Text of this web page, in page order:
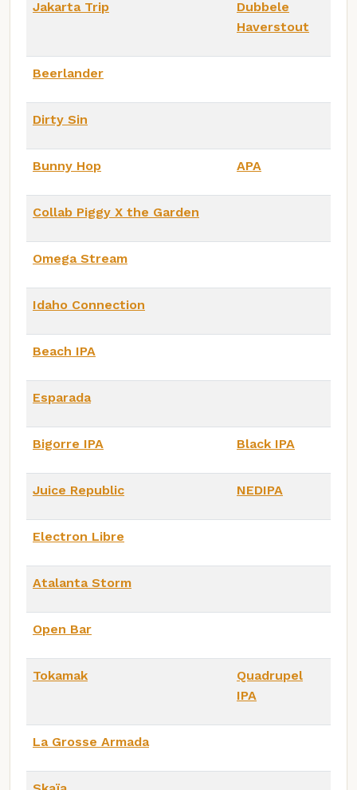
Jakarta Trip
Dubbele
Haverstout
Beerlander
Dirty Sin
Bunny Hop APA
Collab Piggy X the Garden
Omega Stream
Idaho Connection
Beach IPA
Esparada
Bigorre IPA Black IPA
Juice Republic NEDIPA
Electron Libre
Atalanta Storm
Open Bar
Tokamak
Quadrupel
IPA
La Grosse Armada